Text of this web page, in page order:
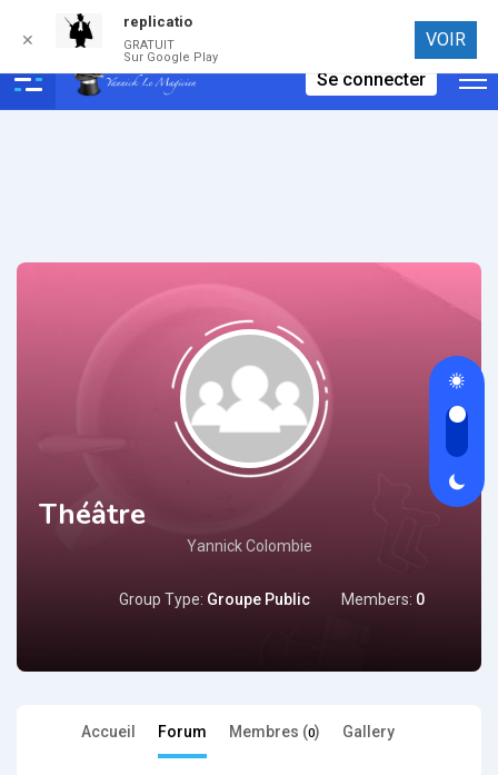
Connexion
Se connecter
Théâtre
Yannick Colombie
Group Type: Groupe Public Members: 0
Accueil Forum Membres (0) Gallery
✕
replicatio
GRATUIT
Sur Google Play
VOIR